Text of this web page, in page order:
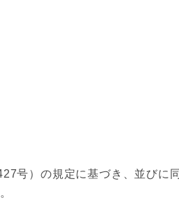
号）の規定に基づき、並びに